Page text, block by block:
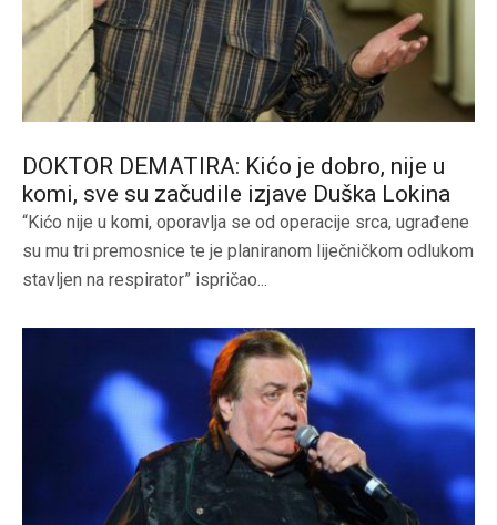
DOKTOR DEMATIRA: Kićo je dobro, nije u
komi, sve su začudile izjave Duška Lokina
“Kićo nije u komi, oporavlja se od operacije srca, ugrađene
su mu tri premosnice te je planiranom liječničkom odlukom
stavljen na respirator” ispričao...